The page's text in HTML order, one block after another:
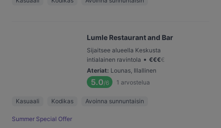
Lumle Restaurant and Bar
Sijaitsee alueella Keskusta
intialainen ravintola • €€€€
Ateriat: Lounas, Illallinen
5.0/6 1 arvostelua
Kasuaali Kodikas Avoinna sunnuntaisin
Summer Special Offer